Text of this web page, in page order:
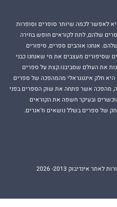
לאפשר לכמה שיותר סופרים וסופרות
שלהם, לתת לקוראים חופש בחירה
אנחנו אוהבים ספרים, סיפורים
שסיפורים מעצבים את מי שאנחנו כבני
את העולם שסביבנו.קצת על ספרים
היא חלק אינטגראלי מהמהפכה של ספרים
מהפכה אשר פתחה את שוק הספרים בפני
ובעיקר חשפה את הקוראים
של ספרים בשלל נושאים וז'אנרים.
אינדיבוק 2013- 2026